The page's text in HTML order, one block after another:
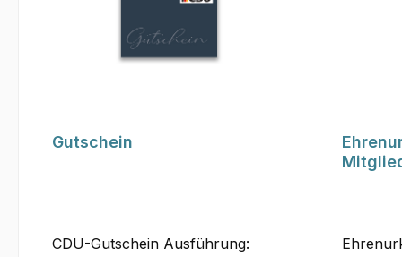
Gutschein
CDU-Gutschein Ausführung: